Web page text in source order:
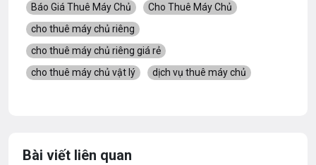
Báo Giá Thuê Máy Chủ
Cho Thuê Máy Chủ
cho thuê máy chủ riêng
cho thuê máy chủ riêng giá rẻ
cho thuê máy chủ vật lý
dịch vụ thuê máy chủ
Bài viết liên quan